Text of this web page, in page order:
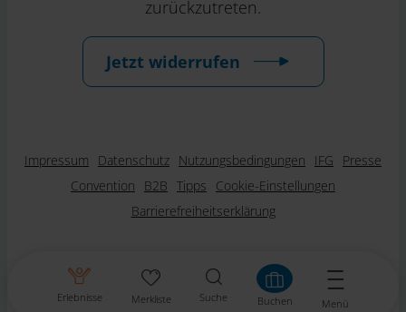
Erlebnisse Merkliste Suche Buchen Menü
zurückzutreten.
Jetzt widerrufen
Impressum Datenschutz Nutzungsbedingungen IFG
Presse
Convention
B2B Tipps
Cookie-Einstellungen
Barrierefreiheitserklärung